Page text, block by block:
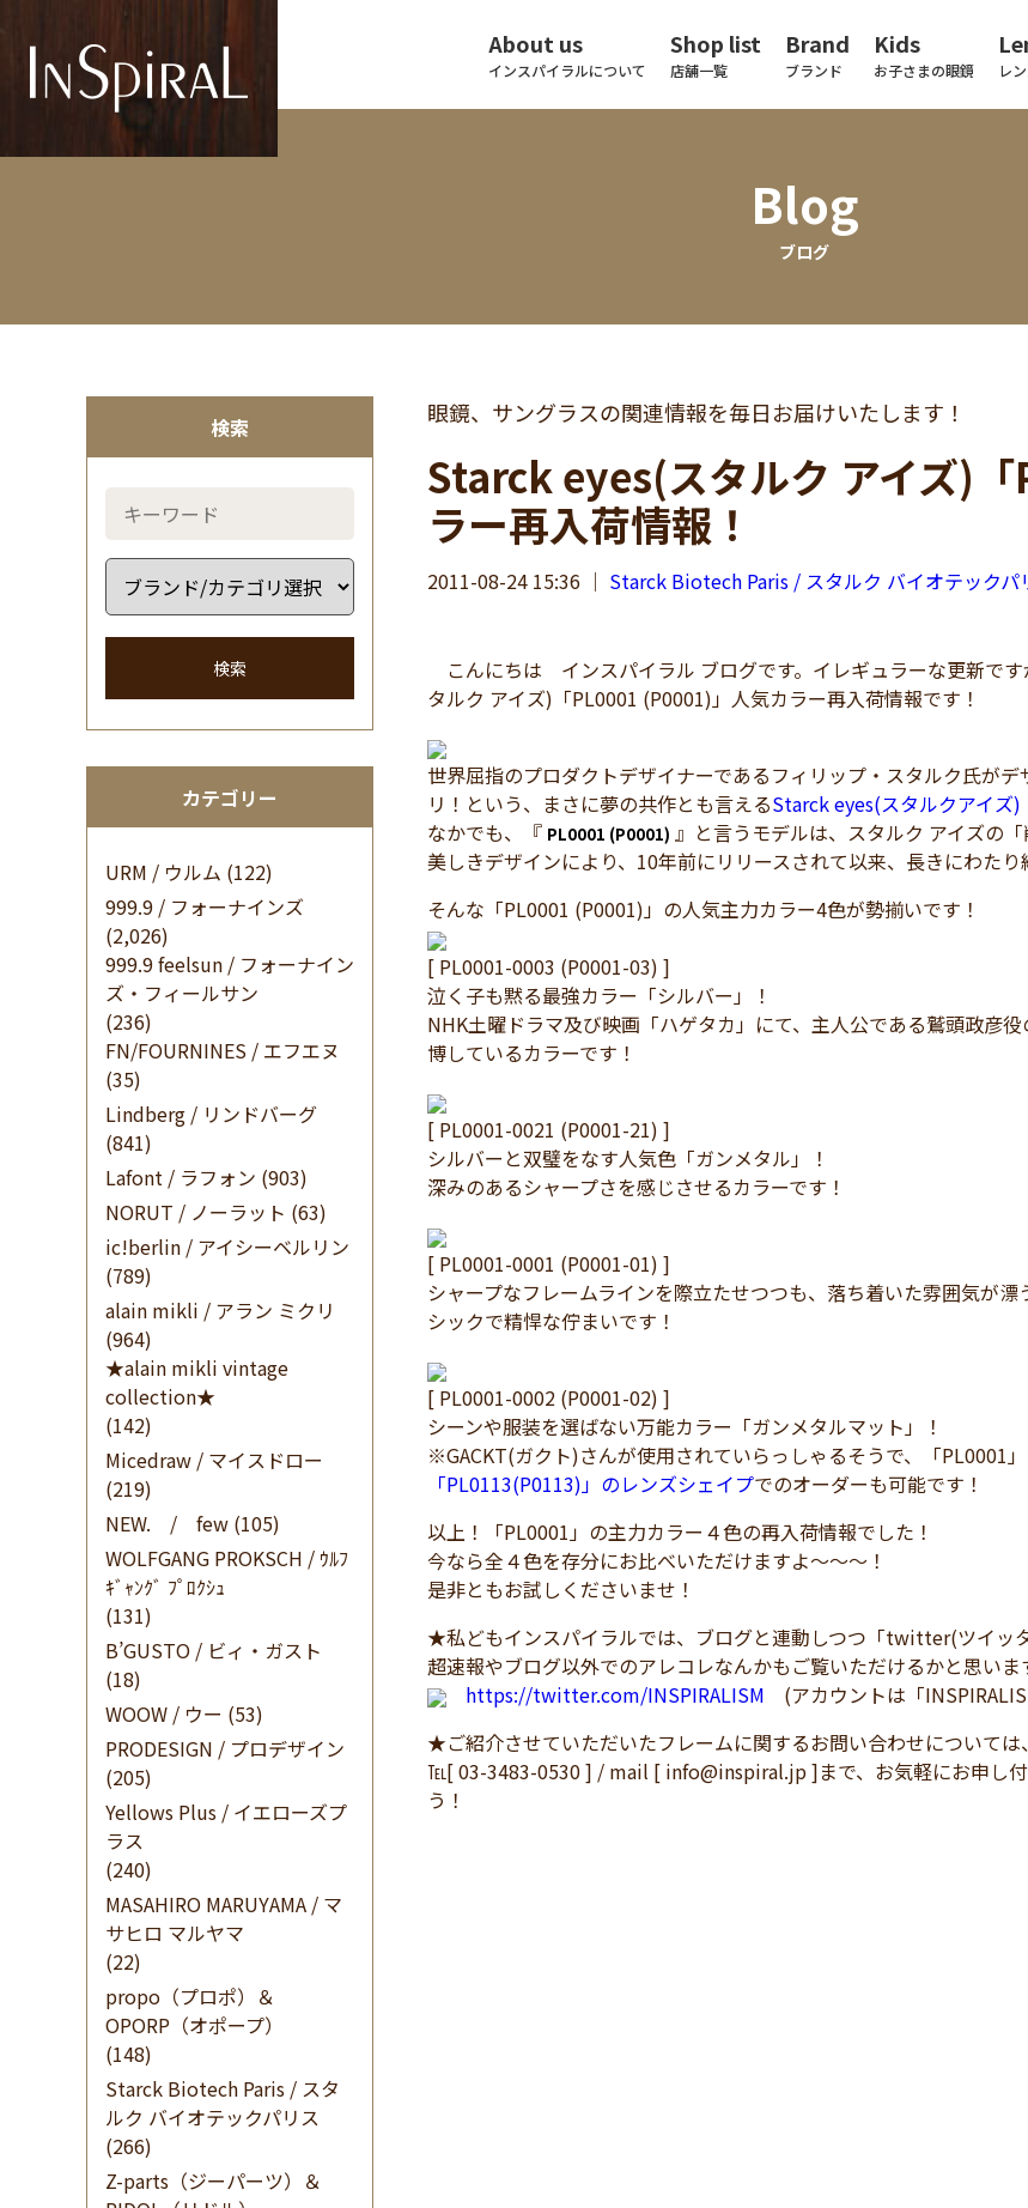
About us
インスパイラルについて
Shop list
店舗一覧
Brand
ブランド
Kids
お子さまの眼鏡 レ
Blog
ブログ
検索
検索
カテゴリー
URM / ウルム (122)
999.9 / フォーナインズ
(2,026)
999.9 feelsun / フォーナイン
ズ・フィールサン
(236)
FN/FOURNINES / エフエヌ
(35)
Lindberg / リンドバーグ
(841)
Lafont / ラフォン (903)
NORUT / ノーラット (63)
ic!berlin / アイシーベルリン
(789)
alain mikli / アラン ミクリ
(964)
★alain mikli vintage
collection★
(142)
Micedraw / マイスドロー
(219)
NEW. / few (105)
WOLFGANG PROKSCH / ｳﾙﾌ
ｷﾞｬﾝｸﾞ ﾌﾟﾛｸｼｭ
(131)
B’GUSTO / ビィ・ガスト
(18)
WOOW / ウー (53)
PRODESIGN / プロデザイン
(205)
Yellows Plus / イエローズプ
ラス
(240)
MASAHIRO MARUYAMA / マ
サヒロ マルヤマ
(22)
propo（プロポ）＆
OPORP（オポープ）
(148)
Starck Biotech Paris / スタ
ルク バイオテックパリス
(266)
Z-parts（ジーパーツ）＆
眼鏡、サングラスの関連情報を毎日お届けいたします！
Starck eyes(スタルク アイズ)
ラー再入荷情報！
2011-08-24 15:36 ｜ Starck Biotech Paris / スタルク バイオテックパ
こんにちは インスパイラル ブログです。イレギュラーな更新で
タルク アイズ)「PL0001 (P0001)」人気カラー再入荷情報です！
世界屈指のプロダクトデザイナーであるフィリップ・スタルク氏が
リ！という、まさに夢の共作とも言えるStarck eyes(スタルクアイズ)
なかでも、『 PL0001 (P0001) 』と言うモデルは、スタルク アイズの
美しきデザインにより、10年前にリリースされて以来、長きにわた
そんな「PL0001 (P0001)」の人気主力カラー4色が勢揃いです！
[ PL0001-0003 (P0001-03) ]
泣く子も黙る最強カラー「シルバー」！
NHK土曜ドラマ及び映画「ハゲタカ」にて、主人公である鷲頭政彦
博しているカラーです！
[ PL0001-0021 (P0001-21) ]
シルバーと双璧をなす人気色「ガンメタル」！
深みのあるシャープさを感じさせるカラーです！
[ PL0001-0001 (P0001-01) ]
シャープなフレームラインを際立たせつつも、落ち着いた雰囲気が漂
シックで精悍な佇まいです！
[ PL0001-0002 (P0001-02) ]
シーンや服装を選ばない万能カラー「ガンメタルマット」！
※GACKT(ガクト)さんが使用されていらっしゃるそうで、「PL0001
「PL0113(P0113)」のレンズシェイプでのオーダーも可能です！
以上！「PL0001」の主力カラー４色の再入荷情報でした！
今なら全４色を存分にお比べいただけますよ～～～！
是非ともお試しくださいませ！
★私どもインスパイラルでは、ブログと連動しつつ「twitter(ツイッ
超速報やブログ以外でのアレコレなんかもご覧いただけるかと思い
https://twitter.com/INSPIRALISM (アカウントは「
★ご紹介させていただいたフレームに関するお問い合わせについては、
℡[ 03-3483-0530 ] / mail [ info@inspiral.jp ]まで、お気軽にお申し
う！